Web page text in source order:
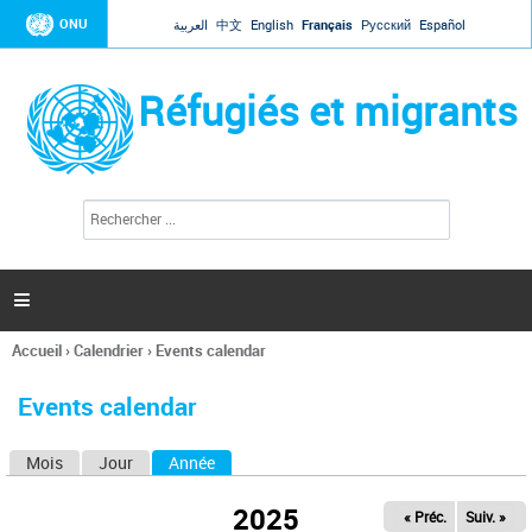
Jump to navigation
ONU العربية 中文 English Français Русский Español
Réfugiés et migrants
l
c
h
e

Vous
ici
Accueil›Calendrier› Events calendar
Events calendar
Mois Jour Année
2025 « Préc. Suiv. »